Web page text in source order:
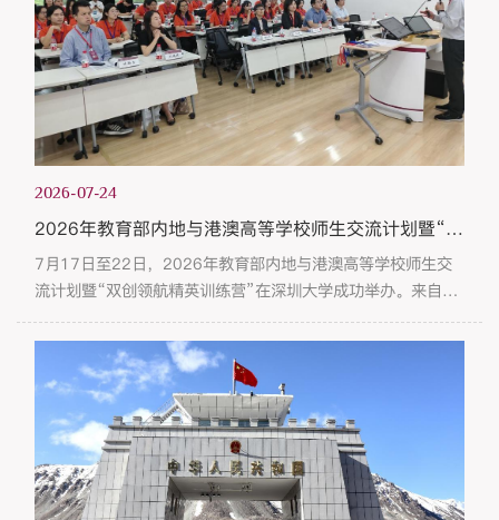
2026-07-24
2026年教育部内地与港澳高等学校师生交流计划暨“双创领航精英训练营”圆满落幕
7月17日至22日，2026年教育部内地与港澳高等学校师生交
流计划暨“双创领航精英训练营”在深圳大学成功举办。来自香
港理工大学、香港岭南大学、澳门大学、澳门科技大学、澳门
旅游大学及深圳大学的50余名师生齐聚鹏城，围绕创新创业主
题开展为期六天的深度交流，共同探索双创新理念与新路径，
增进港澳青年对祖国内地发展实情的了解。开幕式上，香港理
工大学、香港岭南大学、澳门大学及深圳大学的教师代表分别
介绍了各校创新创业教...